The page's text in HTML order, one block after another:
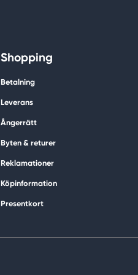
Shopping
Betalning
Leverans
Ångerrätt
Byten & returer
Reklamationer
Köpinformation
Presentkort